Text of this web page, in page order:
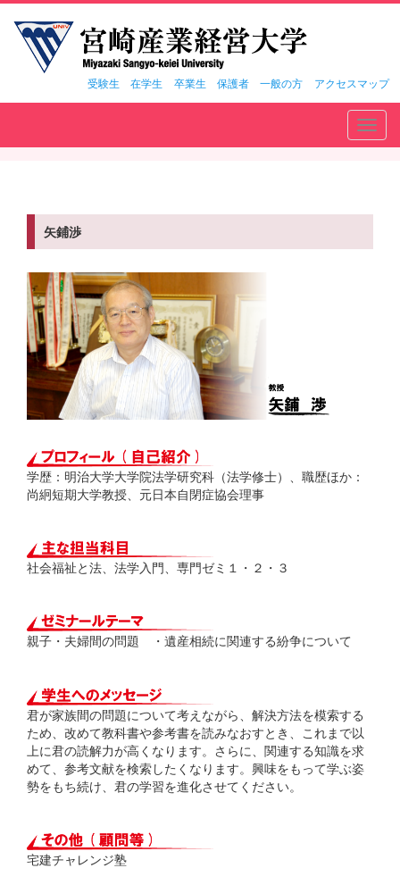
受験生 在学生 卒業生 保護者 一般の方 アクセスマップ
矢鋪渉
学歴：明治大学大学院法学研究科（法学修士）、職歴ほか：
尚絅短期大学教授、元日本自閉症協会理事
社会福祉と法、法学入門、専門ゼミ１・２・３
親子・夫婦間の問題 ・遺産相続に関連する紛争について
君が家族間の問題について考えながら、解決方法を模索する
ため、改めて教科書や参考書を読みなおすとき、これまで以
上に君の読解力が高くなります。さらに、関連する知識を求
めて、参考文献を検索したくなります。興味をもって学ぶ姿
勢をもち続け、君の学習を進化させてください。
宅建チャレンジ塾